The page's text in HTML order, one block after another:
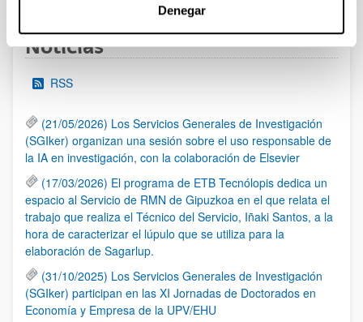
Denegar
Noticias
RSS
(21/05/2026) Los Servicios Generales de Investigación
(SGIker) organizan una sesión sobre el uso responsable de
la IA en investigación, con la colaboración de Elsevier
(17/03/2026) El programa de ETB Tecnólopis dedica un
espacio al Servicio de RMN de Gipuzkoa en el que relata el
trabajo que realiza el Técnico del Servicio, Iñaki Santos, a la
hora de caracterizar el lúpulo que se utiliza para la
elaboración de Sagarlup.
(31/10/2025) Los Servicios Generales de Investigación
(SGIker) participan en las XI Jornadas de Doctorados en
Economía y Empresa de la UPV/EHU